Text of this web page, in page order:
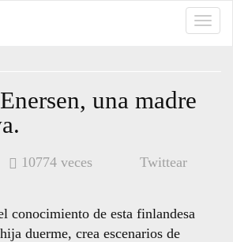
una madre
10774 veces Twittear
conocimiento de esta finlandesa
duerme, crea escenarios de